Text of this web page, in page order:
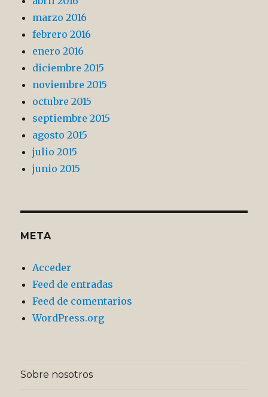
marzo 2016
febrero 2016
enero 2016
diciembre 2015
noviembre 2015
octubre 2015
septiembre 2015
agosto 2015
julio 2015
junio 2015
META
Acceder
Feed de entradas
Feed de comentarios
WordPress.org
Sobre nosotros